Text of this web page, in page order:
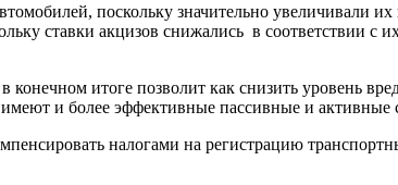
поскольку значительно увеличивали
ставки акцизов снижались в соответствии с
итоге позволит как снизить уровень
и более эффективные пассивные и активные
налогами на регистрацию